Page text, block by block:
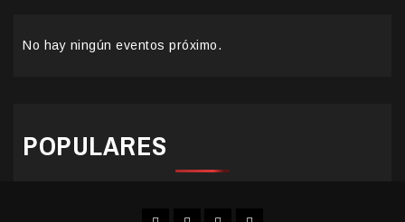
No hay ningún eventos próximo.
POPULARES